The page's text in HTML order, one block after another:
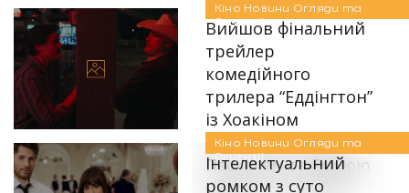
Кіно Новини Огляди та
Рецензії
Вийшов фінальний
трейлер
комедійного
трилера “Еддінгтон”
із Хоакіном
Феніксом, Педро
Паскалем та Еммою
Стоун у головних
Автор: Аліна Бондарєва
Кіно Новини Огляди та
Рецензії
Інтелектуальний
ромком з суто